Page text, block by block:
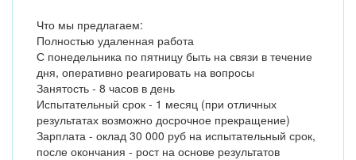
Что мы предлагаем:
Полностью удаленная работа
С понедельника по пятницу быть на связи в течение
дня, оперативно реагировать на вопросы
Занятость - 8 часов в день
Испытательный срок - 1 месяц (при отличных
результатах возможно досрочное прекращение)
Зарплата - оклад 30 000 руб на испытательный срок,
после окончания - рост на основе результатов